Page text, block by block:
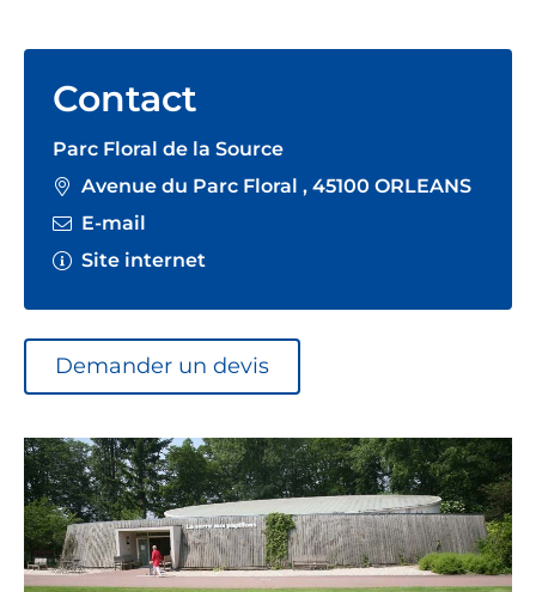
Contact
Parc Floral de la Source
Avenue du Parc Floral , 45100 ORLEANS
E-mail
Site internet
Demander un devis